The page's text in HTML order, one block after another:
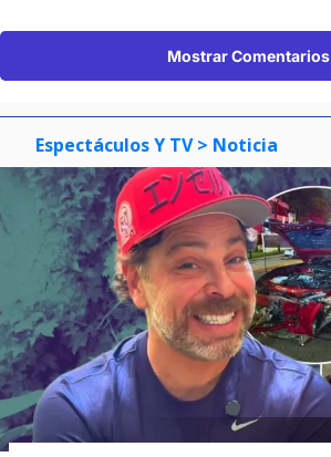
Mostrar Comentarios
Espectáculos Y TV > Noticia